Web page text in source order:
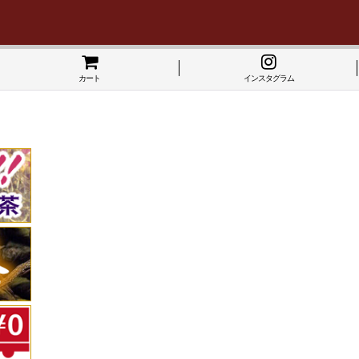
カート インスタグラム